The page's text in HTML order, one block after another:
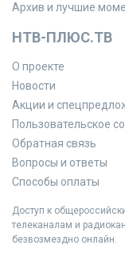
Архив и лучшие
НТВ-ПЛЮС.ТВ
О проекте
Новости
Акции и
Пользовательское
Обратная связь
Вопросы и ответы
Способы оплаты
Доступ к
телеканалам и
безвозмездно онлайн.